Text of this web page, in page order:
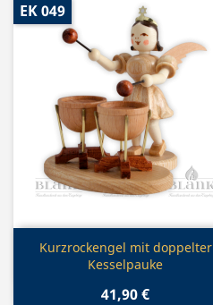
Vorschau
Kurzrockengel mit doppelter
Kesselpauke
41,90 €
EK 049